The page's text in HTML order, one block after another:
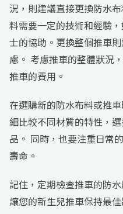
況，則建議直接更換防水
料需要一定的技術和經驗
士的協助。更換整個推車
慮。 考慮推車的整體狀況
推車的費用。
在選購新的防水布料或推
細比較不同材質的特性，
品。 同時，也要注重日常
壽命。
記住，定期檢查推車的防
讓您的新生兒推車保持最